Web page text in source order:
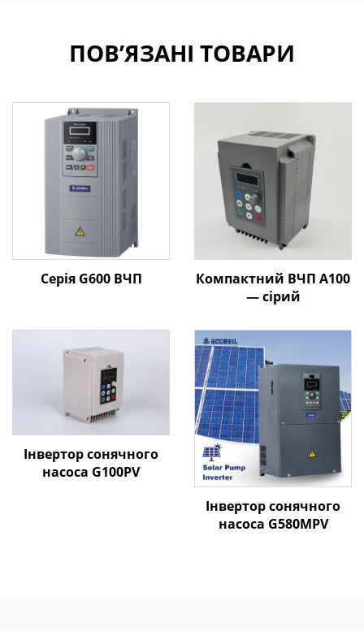
ПОВ’ЯЗАНІ ТОВАРИ
Серія G600 ВЧП
Компактний ВЧП A100
— сірий
Інвертор сонячного
насоса G100PV
Інвертор сонячного
насоса G580MPV